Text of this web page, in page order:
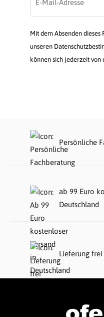
Mit dem Absenden
unseren
können sich jederzeit
Persönliche
ab 99 Euro
Deutschland
Lieferung